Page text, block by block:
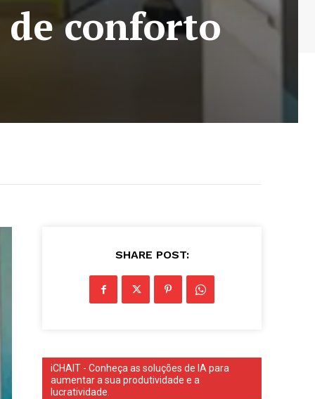
de conforto
SHARE POST:
iCHAIT - Conheça as soluções de IA para
aumentar a sua produtividade e a
lucratividade.